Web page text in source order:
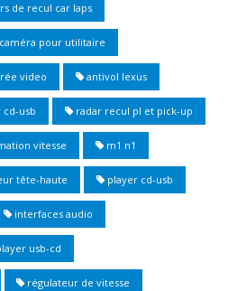
de recul car laps
pour utilitaire
video antivol lexus
usb radar recul pl et pick-up
vitesse m1 n1
tête-haute player cd-usb
interfaces audio
usb-cd
régulateur de vitesse